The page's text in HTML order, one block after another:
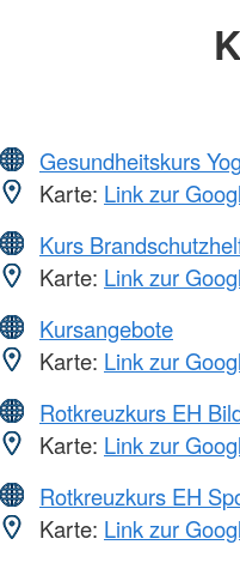
Gesundheitskurs
Karte: Link zur
Kurs
Karte: Link zur
Kursangebote
Karte: Link zur
Rotkreuzkurs EH
Karte: Link zur
Rotkreuzkurs EH
Karte: Link zur